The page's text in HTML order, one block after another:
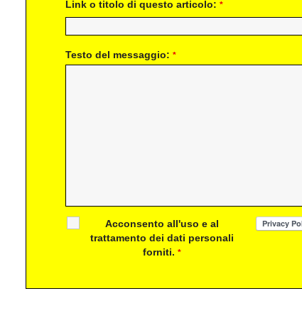
Link o titolo di questo articolo: *
Testo del messaggio: *
Acconsento all'uso e al
trattamento dei dati personali
forniti.*